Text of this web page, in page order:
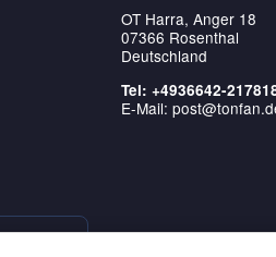
OT Harra, Anger 18
07366 Rosenthal
Deutschland
Tel: +4936642-
E-Mail: